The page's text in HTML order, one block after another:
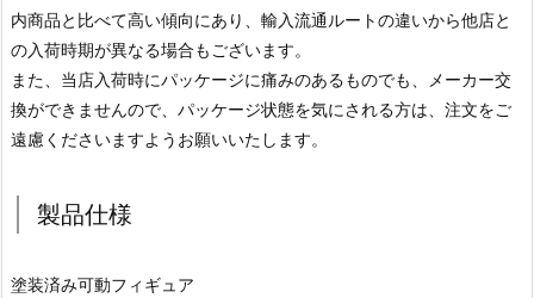
内商品と比べて高い傾向にあり、輸入流通ルートの違いから他店と
の入荷時期が異なる場合もございます。
また、当店入荷時にパッケージに痛みのあるものでも、メーカー交
換ができませんので、パッケージ状態を気にされる方は、注文をご
遠慮くださいますようお願いいたします。
製品仕様
塗装済み可動フィギュア